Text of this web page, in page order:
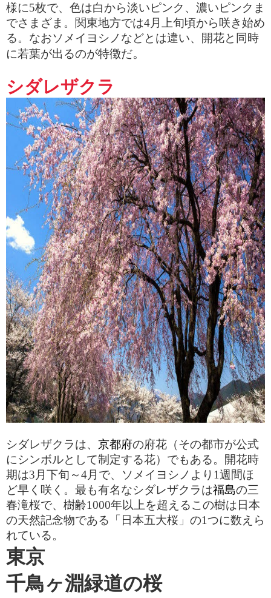
様に5枚で、色は白から淡いピンク、濃いピンクま
でさまざま。関東地方では4月上旬頃から咲き始め
る。なおソメイヨシノなどとは違い、開花と同時
に若葉が出るのが特徴だ。
シダレザクラ
シダレザクラは、 京都府の府花（その都市が公式
にシンボルとして制定する花）でもある。開花時
期は3 月下旬～4月で、ソメイヨシノより 1週間ほ
ど早く咲く。最も有名なシダレザクラは福島の三
春滝桜で、樹齢1000年以上を超えるこの樹は日本
の天然記念物である「日本五大桜」の1 つに数えら
れている。
東京
千鳥ヶ淵緑道の桜